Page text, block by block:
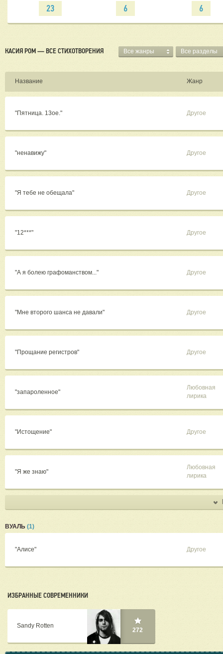
23 6 6
КАСИЯ РОМ — ВСЕ СТИХОТВОРЕНИЯ Все жанры Все разделы
Название Жанр
"Пятница. 13ое." Другое
"ненавижу" Другое
"Я тебе не обещала" Другое
"12***" Другое
"А я болею графоманством..." Другое
"Мне второго шанса не давали" Другое
"Прощание регистров" Другое
"запароленное"
Любовная
лирика
"Истощение" Другое
"Я же знаю"
Любовная
лирика
ВУАЛЬ (1)
"Алисе" Другое
ИЗБРАННЫЕ СОВРЕМЕННИКИ
Sandy Rotten
272